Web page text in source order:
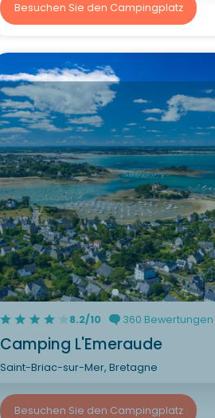
Besuchen Sie den Campingplatz
8.2/10 360 Bewertungen
Camping L'Emeraude
Saint-Briac-sur-Mer, Bretagne
Besuchen Sie den Campingplatz